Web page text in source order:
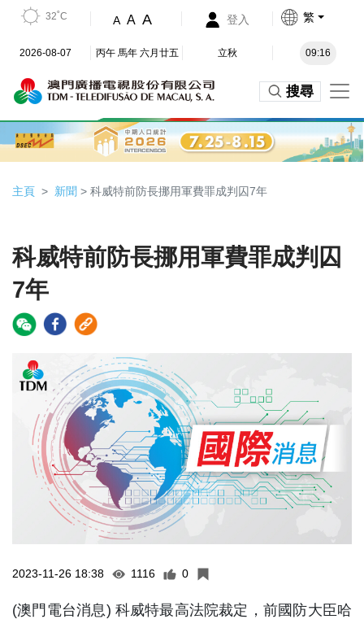
32˚C A A A 登入 繁
2026-08-07 丙午 馬年 六月廿五 立秋 09:16
搜尋
主頁 新聞 > 科威特前防長挪用軍費罪成判囚7年
科威特前防長挪用軍費罪成判囚
7年
2023-11-26 18:38 1116 0
(澳門電台消息) 科威特最高法院裁定，前國防大臣哈